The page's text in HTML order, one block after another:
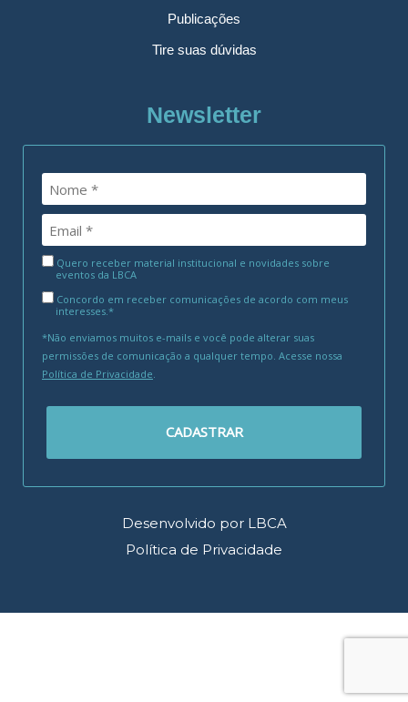
Publicações
Tire suas dúvidas
Newsletter
Quero receber material institucional e novidades sobre
eventos da LBCA
Concordo em receber comunicações de acordo com meus
interesses.*
*Não enviamos muitos e-mails e você pode alterar suas
permissões de comunicação a qualquer tempo. Acesse nossa
Política de Privacidade
CADASTRAR
Desenvolvido por LBCA
Política de Privacidade